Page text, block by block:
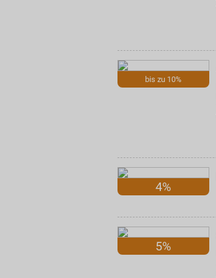
bis zu 10%
4%
5%